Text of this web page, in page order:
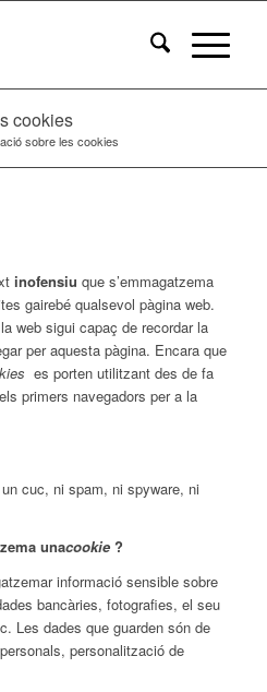
cookies
sobre les cookies
inofensiu que s’emmagatzema
gairebé qualsevol pàgina web.
web sigui capaç de recordar la
per aquesta pàgina. Encara que
es porten utilitzant des de fa
primers navegadors per a la
cuc, ni spam, ni spyware, ni
unacookie ?
informació sensible sobre
bancàries, fotografies, el seu
Les dades que guarden són de
personalització de